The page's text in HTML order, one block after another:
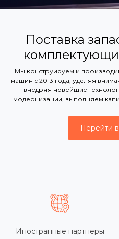
Поставка
Мы конструируем и
машин с 2013 года, уделяя
внедряя новейшие
модернизации, выполняем
Перейти
Иностранные партнеры